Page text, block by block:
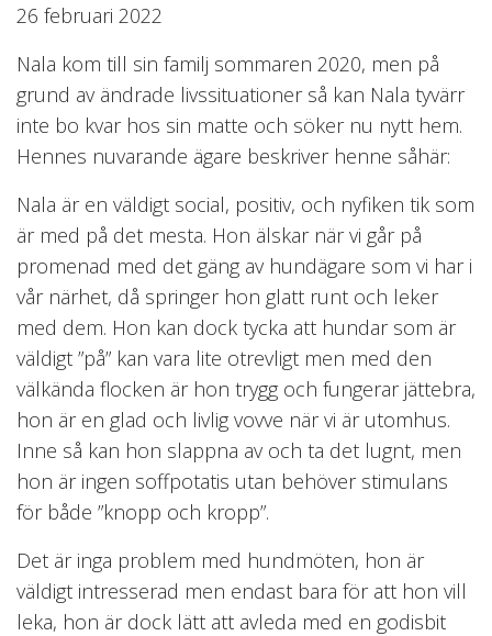
26 februari 2022
Nala kom till sin familj sommaren 2020, men på
grund av ändrade livssituationer så kan Nala tyvärr
inte bo kvar hos sin matte och söker nu nytt hem.
Hennes nuvarande ägare beskriver henne såhär:
Nala är en väldigt social, positiv, och nyfiken tik som
är med på det mesta. Hon älskar när vi går på
promenad med det gäng av hundägare som vi har i
vår närhet, då springer hon glatt runt och leker
med dem. Hon kan dock tycka att hundar som är
väldigt ”på” kan vara lite otrevligt men med den
välkända flocken är hon trygg och fungerar jättebra,
hon är en glad och livlig vovve när vi är utomhus.
Inne så kan hon slappna av och ta det lugnt, men
hon är ingen soffpotatis utan behöver stimulans
för både ”knopp och kropp”.
Det är inga problem med hundmöten, hon är
väldigt intresserad men endast bara för att hon vill
leka, hon är dock lätt att avleda med en godisbit